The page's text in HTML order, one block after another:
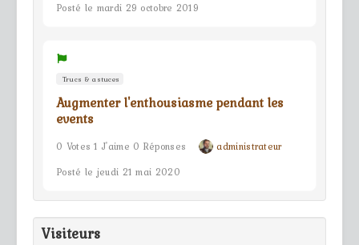
Posté le mardi 29 octobre 2019
Trucs & astuces
Augmenter l'enthousiasme pendant les
events
0 Votes 1 J'aime 0 Réponses
administrateur
Posté le jeudi 21 mai 2020
Visiteurs